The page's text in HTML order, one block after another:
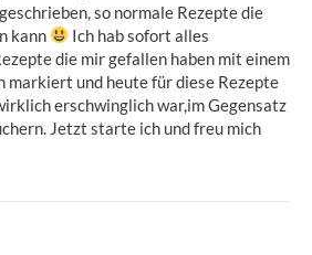
so normale Rezepte die
kann
Ich hab sofort alles
die mir gefallen haben mit einem
markiert und heute für diese Rezepte
erschwinglich war,im Gegensatz
Jetzt starte ich und freu mich